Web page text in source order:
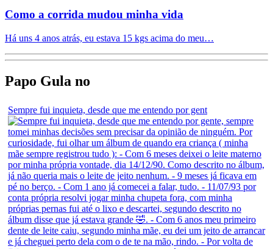
Como a corrida mudou minha vida
Há uns 4 anos atrás, eu estava 15 kgs acima do meu…
Papo Gula no
Sempre fui inquieta, desde que me entendo por gent